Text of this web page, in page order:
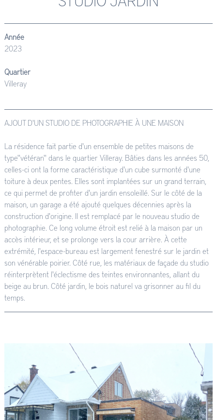
Année
2023
Quartier
Villeray
AJOUT D'UN STUDIO DE PHOTOGRAPHIE À UNE MAISON
La résidence fait partie d'un ensemble de petites maisons de
type''vétéran'' dans le quartier Villeray. Bâties dans les années 50,
celles-ci ont la forme caractéristique d'un cube surmonté d'une
toiture à deux pentes. Elles sont implantées sur un grand terrain,
ce qui permet de profiter d'un jardin ensoleillé. Sur le côté de la
maison, un garage a été ajouté quelques décennies après la
construction d'origine. Il est remplacé par le nouveau studio de
photographie. Ce long volume étroit est relié à la maison par un
accès intérieur, et se prolonge vers la cour arrière. À cette
extrémité, l'espace-bureau est largement fenestré sur le jardin et
son vénérable poirier. Côté rue, les matériaux de façade du studio
réinterprètent l'éclectisme des teintes environnantes, allant du
beige au brun. Côté jardin, le bois naturel va grisonner au fil du
temps.